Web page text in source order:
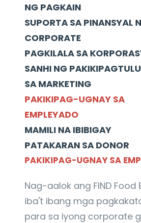
NG PAGKAIN
SUPORTA SA PINANSYAL
CORPORATE
PAGKILALA SA
SANHI NG
SA MARKETING
PAKIKIPAG-UGNAY SA
EMPLEYADO
MAMILI NA IBIBIGAY
PATAKARAN SA DONOR
PAKIKIPAG-UGNAY SA
Nag-aalok ang FIND Food
iba't ibang mga
para sa iyong corporate